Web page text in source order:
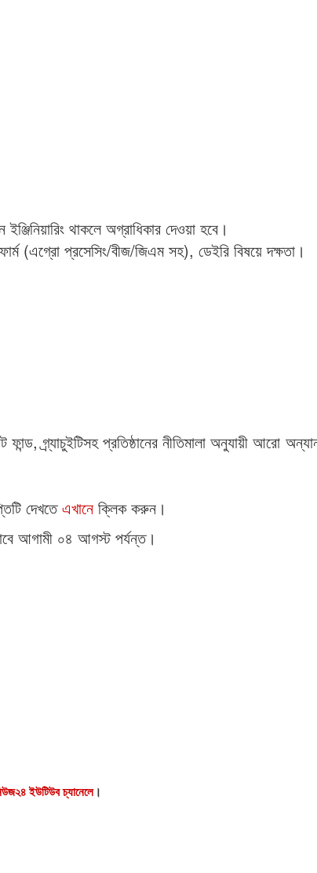
থাকলে অগ্রাধিকার দেওয়া হবে।
(এগ্রো প্রসেসিং/বীজ/জিএম সহ), ডেইরি বিষয়ে দক্ষতা।
গ্র্যাচুইটিসহ প্রতিষ্ঠানের নীতিমালা অনুযায়ী আরো
দেখতেএখানে ক্লিক করুন।
আগামী ০৪ আগস্ট পর্যন্ত।
ইউটিউব চ্যানেলে।